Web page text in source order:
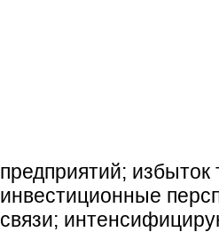
предприятий; избыток
инвестиционные
связи;